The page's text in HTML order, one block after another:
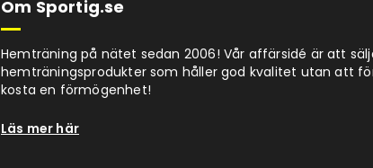
Om Sportig.se
Hemträning på nätet sedan 2006! Vår affärsidé är att
hemträningsprodukter som håller god kvalitet utan att
kosta en förmögenhet!
Läs mer här